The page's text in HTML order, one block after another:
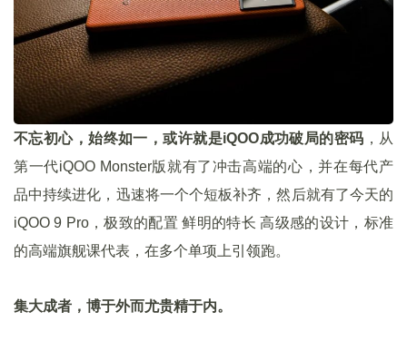
不忘初心，始终如一，或许就是iQOO成功破局的密码 ，从
第一代iQOO Monster版就有了冲击高端的心，并在每代产
品中持续进化，迅速将一个个短板补齐，然后就有了今天的
iQOO 9 Pro，极致的配置 鲜明的特长 高级感的设计，标准
的高端旗舰课代表，在多个单项上引领跑。
集大成者，博于外而尤贵精于内。